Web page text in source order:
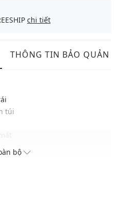
chi tiết
THÔNG TIN BẢO QUẢN
túi
phối cùng nhiều trang phục,
bộ